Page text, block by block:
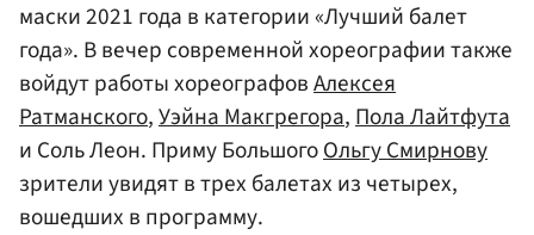
маски 2021 года в категории «Лучший балет
года». В вечер современной хореографии также
войдут работы хореографовАлексея
Ратманского,Уэйна Макгрегора,Пола Лайтфута
и Соль Леон. Приму БольшогоОльгу Смирнову
зрители увидят в трех балетах из четырех,
вошедших в программу.